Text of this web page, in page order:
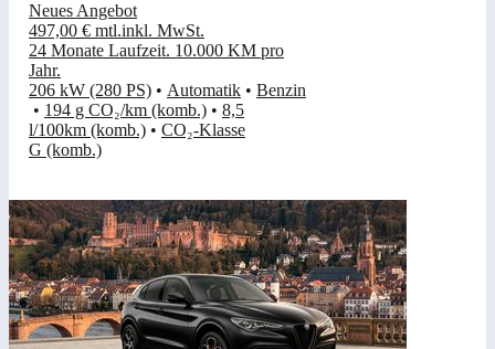
Neues Angebot
497,00 € mtl.inkl. MwSt.
24 Monate Laufzeit. 10.000 KM pro
Jahr.
206 kW (280 PS) • Automatik • Benzin
• 194 g CO₂/km (komb.) • 8,5
l/100km (komb.) • CO₂-Klasse
G (komb.)